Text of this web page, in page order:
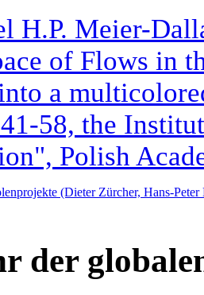
H.P. Meier-
of Flows in
a
58, the
Polish
(Dieter Zürcher, Hans-
der